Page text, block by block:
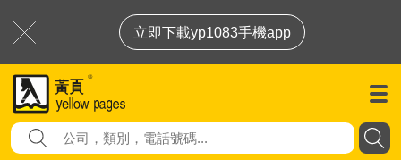
立即下載yp1083手機app